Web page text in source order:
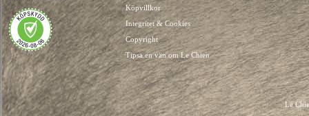
Köpvillkor
Integritet & Cookies
Copyright
Tipsa en vän om Le Chien
Le